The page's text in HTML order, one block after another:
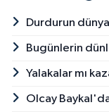
Durdurun
Bugünlerin
Yalakalar mı
Olcay